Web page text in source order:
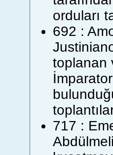
orduları
692 :
toplanan
717 :